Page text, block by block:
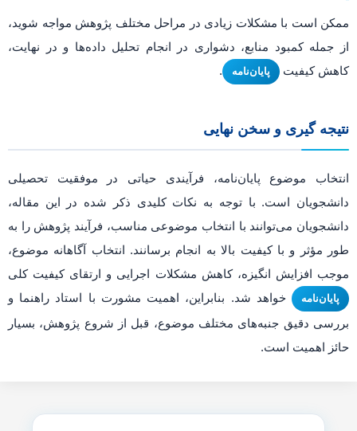
ممکن است با مشکلات زیادی در مراحل مختلف پژوهش مواجه شوید،
از جمله کمبود منابع، دشواری در انجام تحلیل داده‌ها و در نهایت،
کاهش کیفیت
پایان‌نامه .
نتیجه گیری و سخن نهایی
انتخاب موضوع پایان‌نامه، فرآیندی حیاتی در موفقیت تحصیلی
دانشجویان است. با توجه به نکات کلیدی ذکر شده در این مقاله،
دانشجویان می‌توانند با انتخاب موضوعی مناسب، فرآیند پژوهش را به
طور مؤثر و با کیفیت بالا به انجام برسانند. انتخاب آگاهانه موضوع،
موجب افزایش انگیزه، کاهش مشکلات اجرایی و ارتقای کیفیت کلی
پایان‌نامه
خواهد شد. بنابراین، اهمیت مشورت با استاد راهنما و
بررسی دقیق جنبه‌های مختلف موضوع، قبل از شروع پژوهش، بسیار
حائز اهمیت است.